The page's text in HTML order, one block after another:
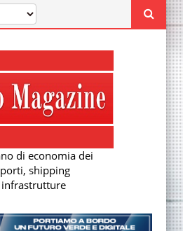
di economia dei
shipping